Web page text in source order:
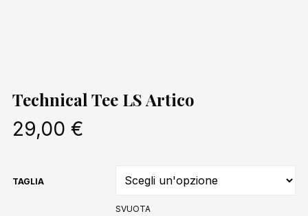
Technical Tee LS Artico
29,00 €
TAGLIA
SVUOTA